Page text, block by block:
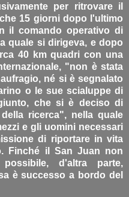
per ritrovare il
15 giorni dopo l'ultimo
il comando operativo di
quale si dirigeva, e dopo
40 km quadri con una
"non è stata
né si è segnalato
o le sue scialuppe di
che si è deciso di
ricerca", nella quale
e gli uomini necessari
di riportare in vita
Finché il San Juan non
d'altra parte,
è successo a bordo del